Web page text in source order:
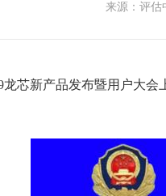
来源：评估
龙芯新产品发布暨用户大会